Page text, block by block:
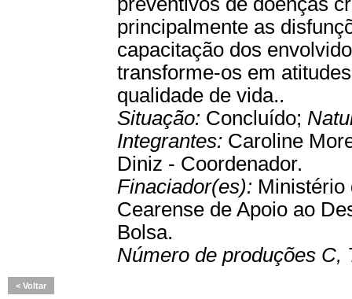
principalmente as
capacitação dos
transforme-os em
qualidade de vida..
Situação: Concluído;
Integrantes: Caroline
Diniz - Coordenador.
Finaciador(es): Ministério
Cearense de Apoio ao
Bolsa.
Número de produções C,
Voltar